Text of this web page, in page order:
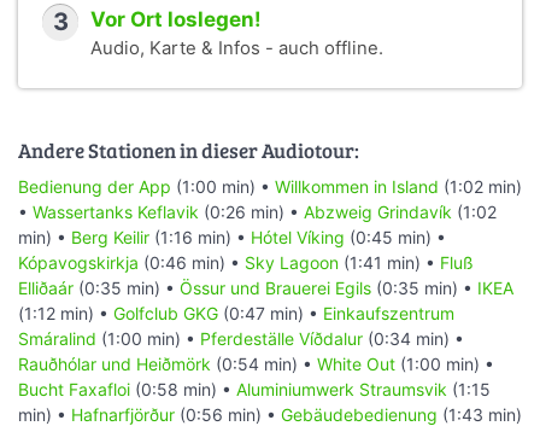
3 Vor Ort loslegen!
Audio, Karte & Infos - auch offline.
Andere Stationen in dieser Audiotour:
Bedienung der App (1:00 min) • Willkommen in Island (1:02 min)
• Wassertanks Keflavik (0:26 min) • Abzweig Grindavík (1:02
min) • Berg Keilir (1:16 min) • Hótel Víking (0:45 min) •
Kópavogskirkja (0:46 min) • Sky Lagoon (1:41 min) • Fluß
Elliðaár (0:35 min) • Össur und Brauerei Egils (0:35 min) • IKEA
(1:12 min) • Golfclub GKG (0:47 min) • Einkaufszentrum
Smáralind (1:00 min) • Pferdeställe Víðdalur (0:34 min) •
Rauðhólar und Heiðmörk (0:54 min) • White Out (1:00 min) •
Bucht Faxafloi (0:58 min) • Aluminiumwerk Straumsvik (1:15
min) • Hafnarfjörður (0:56 min) • Gebäudebedienung (1:43 min)